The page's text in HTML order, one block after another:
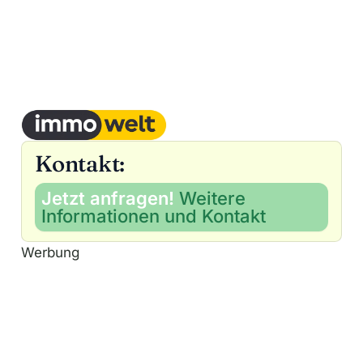
Kontakt:
Jetzt anfragen! Weitere
Informationen und Kontakt
Werbung